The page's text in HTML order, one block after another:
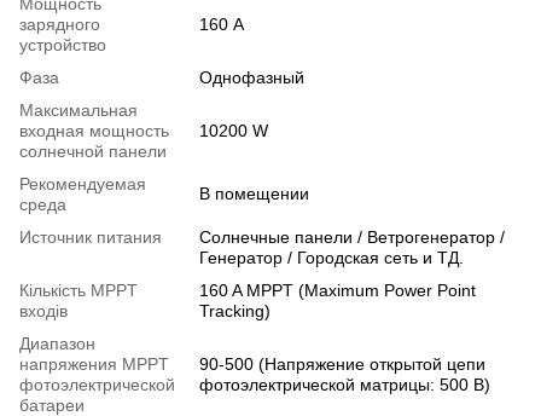
зарядного
устройство
160 А
Фаза
Однофазный
Максимальная
входная мощность
солнечной панели
10200 W
Рекомендуемая
среда
В помещении
Источник питания
Солнечные панели / Ветрогенератор /
Генератор / Городская сеть и ТД.
Кількість MPPT
входів
160 A MPPT (Maximum Power Point
Tracking)
Диапазон
напряжения MPPT
фотоэлектрической
батареи
90-500 (Напряжение открытой цепи
фотоэлектрической матрицы: 500 В)